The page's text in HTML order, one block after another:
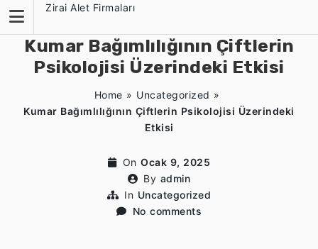
content
Zirai Alet Firmaları
Kumar Bağımlılığının Çiftlerin
Psikolojisi Üzerindeki Etkisi
Home » Uncategorized »
Kumar Bağımlılığının Çiftlerin Psikolojisi Üzerindeki
Etkisi
On Ocak 9, 2025
By admin
In Uncategorized
No comments